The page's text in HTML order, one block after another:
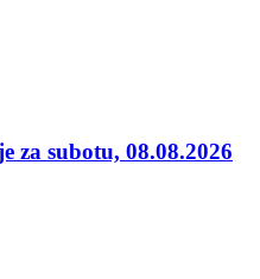
za subotu, 08.08.2026